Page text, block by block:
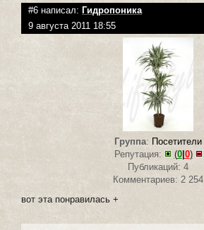
#6 написал: Гидропоника
9 августа 2011 18:55
Группа: Посетители
Репутация:
(0| 0)
Публикаций: 4
Комментариев: 2 254
вот эта понравилась +